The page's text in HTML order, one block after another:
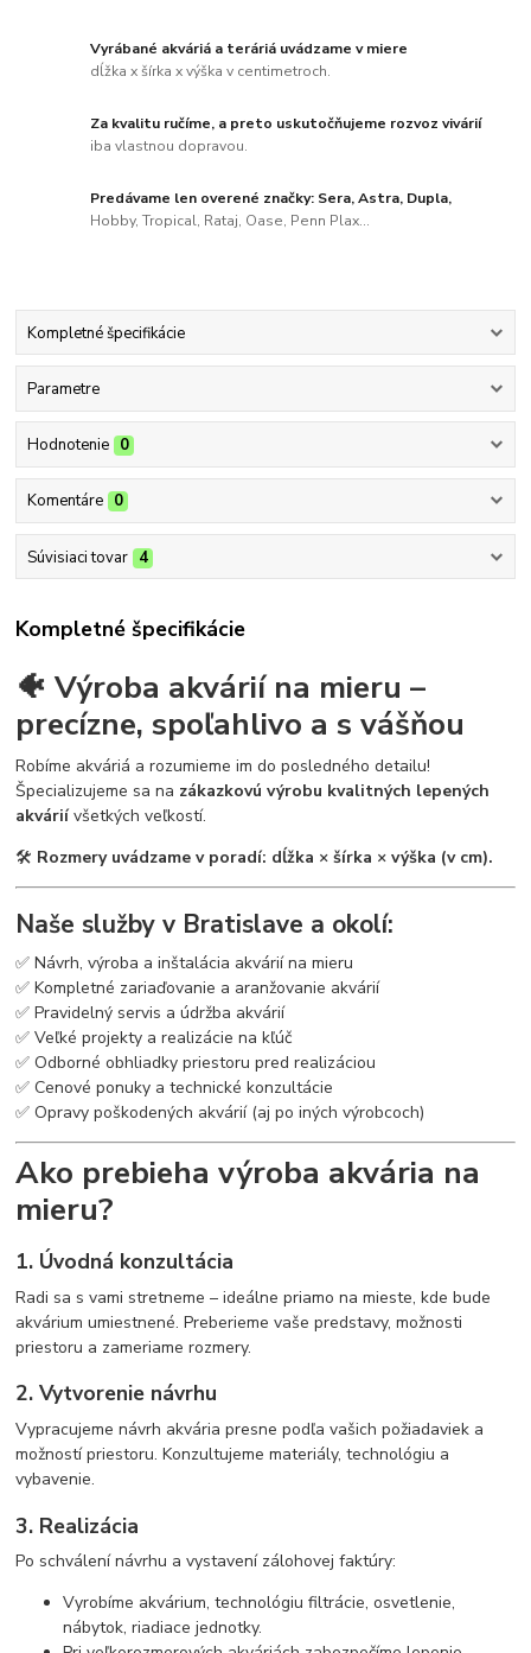
Vyrábané akváriá a teráriá uvádzame v miere
dĺžka x šírka x výška v centimetroch.
Za kvalitu ručíme, a preto uskutočňujeme rozvoz vivárií
iba vlastnou dopravou.
Predávame len overené značky: Sera, Astra, Dupla,
Hobby, Tropical, Rataj, Oase, Penn Plax...
Kompletné špecifikácie
Parametre
Hodnotenie 0
Komentáre 0
Súvisiaci tovar 4
Kompletné špecifikácie
🐠 Výroba akvárií na mieru –
precízne, spoľahlivo a s vášňou
Robíme akváriá a rozumieme im do posledného detailu!
Špecializujeme sa na zákazkovú výrobu kvalitných lepených
akváriívšetkých veľkostí.
🛠 Rozmery uvádzame v poradí: dĺžka × šírka × výška (v cm).
Naše služby v Bratislave a okolí:
✅ Návrh, výroba a inštalácia akvárií na mieru
✅ Kompletné zariaďovanie a aranžovanie akvárií
✅ Pravidelný servis a údržba akvárií
✅ Veľké projekty a realizácie na kľúč
✅ Odborné obhliadky priestoru pred realizáciou
✅ Cenové ponuky a technické konzultácie
✅ Opravy poškodených akvárií (aj po iných výrobcoch)
Ako prebieha výroba akvária na
mieru?
1. Úvodná konzultácia
Radi sa s vami stretneme – ideálne priamo na mieste, kde bude
akvárium umiestnené. Preberieme vaše predstavy, možnosti
priestoru a zameriame rozmery.
2. Vytvorenie návrhu
Vypracujeme návrh akvária presne podľa vašich požiadaviek a
možností priestoru. Konzultujeme materiály, technológiu a
vybavenie.
3. Realizácia
Po schválení návrhu a vystavení zálohovej faktúry:
Vyrobíme akvárium, technológiu filtrácie, osvetlenie,
nábytok, riadiace jednotky.